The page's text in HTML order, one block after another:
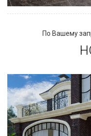
По Вашему
Сегодня
и напольную
угловые) для
плитку и другие